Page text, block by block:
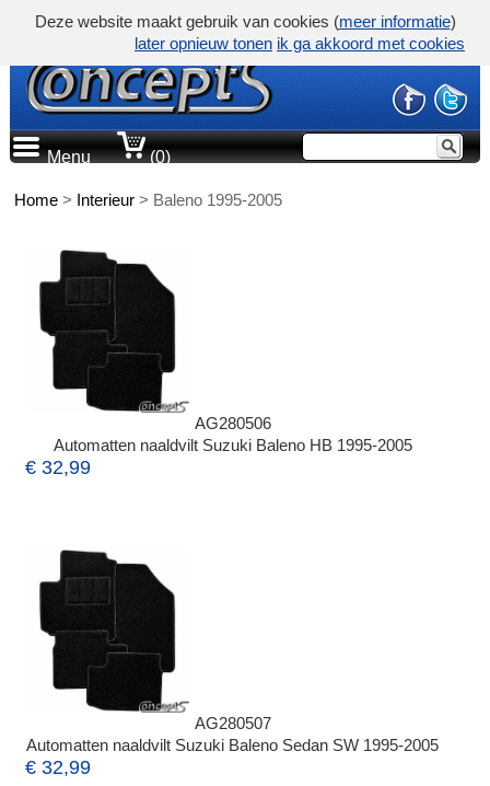
Menu (0)
Home > Interieur > Baleno 1995-2005
AG280506
Automatten naaldvilt Suzuki Baleno HB 1995-2005
€ 32,99
AG280507
Automatten naaldvilt Suzuki Baleno Sedan SW 1995-2005
€ 32,99
Deze website maakt gebruik van cookies (meer informatie)
later opnieuw tonen ik ga akkoord met cookies